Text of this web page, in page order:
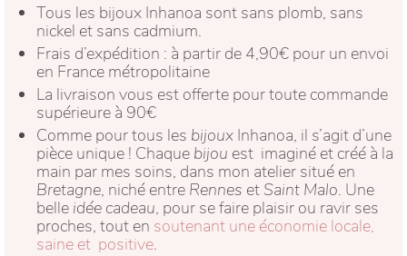
Tous les bijoux Inhanoa sont sans plomb, sans
nickel et sans cadmium.
Frais d’expédition : à partir de 4,90€ pour un envoi
en France métropolitaine
La livraison vous est offerte pour toute commande
supérieure à 90€
Comme pour tous les bijoux Inhanoa, il s’agit d’une
pièce unique ! Chaque bijou est imaginé et créé à la
main par mes soins, dans mon atelier situé en
Bretagne, niché entre Rennes et Saint Malo. Une
belle idée cadeau, pour se faire plaisir ou ravir ses
proches, tout en soutenant une économie locale,
saine et positive.